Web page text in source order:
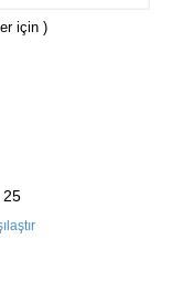
için )
25